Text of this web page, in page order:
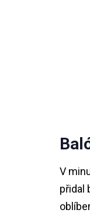
V
přidal